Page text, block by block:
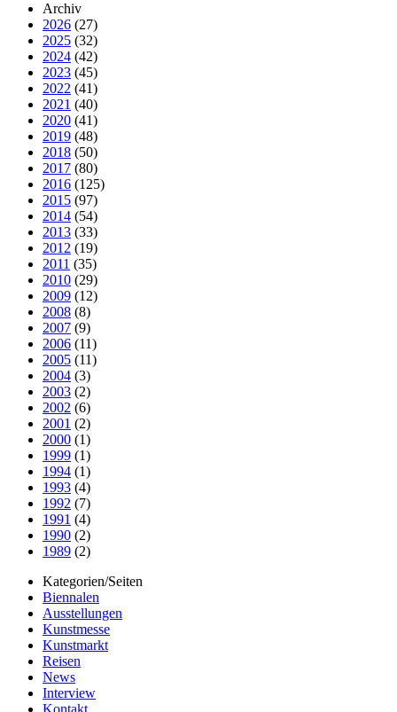
Archiv
2026 (27)
2025 (32)
2024 (42)
2023 (45)
2022 (41)
2021 (40)
2020 (41)
2019 (48)
2018 (50)
2017 (80)
2016 (125)
2015 (97)
2014 (54)
2013 (33)
2012 (19)
2011 (35)
2010 (29)
2009 (12)
2008 (8)
2007 (9)
2006 (11)
2005 (11)
2004 (3)
2003 (2)
2002 (6)
2001 (2)
2000 (1)
1999 (1)
1994 (1)
1993 (4)
1992 (7)
1991 (4)
1990 (2)
1989 (2)
Kategorien/Seiten
Biennalen
Ausstellungen
Kunstmesse
Kunstmarkt
Reisen
News
Interview